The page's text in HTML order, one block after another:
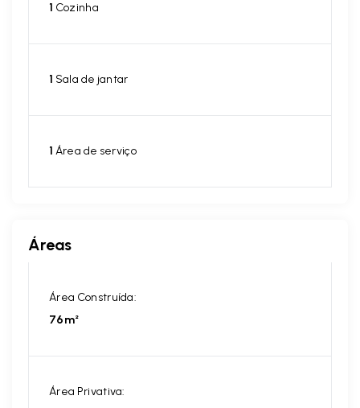
1 Cozinha
1 Sala de jantar
1 Área de serviço
Áreas
Área Construída:
76m²
Área Privativa: